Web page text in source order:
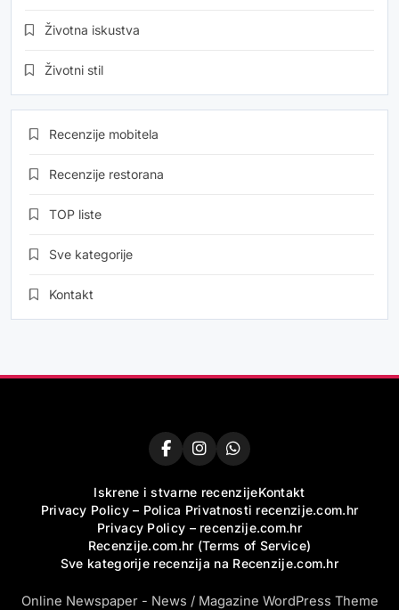
Životna iskustva
Životni stil
Recenzije mobitela
Recenzije restorana
TOP liste
Sve kategorije
Kontakt
Iskrene i stvarne recenzijeKontakt
Privacy Policy – Polica Privatnosti recenzije.com.hr
Privacy Policy – recenzije.com.hr
Recenzije.com.hr (Terms of Service)
Sve kategorije recenzija na Recenzije.com.hr
Online Newspaper - News / Magazine WordPress Theme